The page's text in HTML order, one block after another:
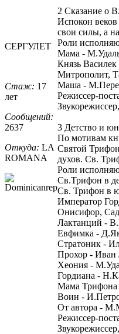
СЕРГУЛЕТ
Стаж: 17
лет
Сообщений:
2637
Откуда: LA
ROMANA
2 Сказание о
Испокон
свои силы, а
Роли
Мама -
Князь
Митрополит,
Маша -
Режиссер-
3 Детство и
По мотивам
Святой
духов. Св.
Роли
Св.Трифон в
Св. Трифон в
Император
Онисифор,
Лактанций -
Евфимка -
Стратоник -
Прохор - Иван
Хеония -
Гордиана -
Мама Трифона
Воин -
От автора -
Режиссер-